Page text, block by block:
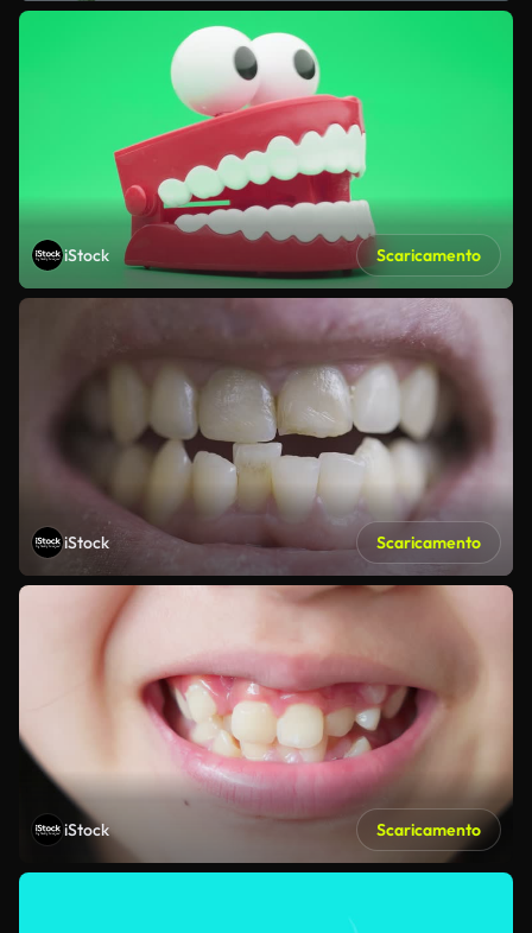
iStock Scaricamento
iStock Scaricamento
iStock Scaricamento